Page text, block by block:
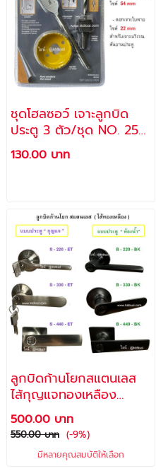
ชุดโฮลซอว์ เจาะลูกบิด
ประตู 3 ตัว/ชุด NO. 25-
9-78 / ALLWAYS
130.00 บาท
ลูกบิดก้านโยกสแตนเลส
ไส้กุญแจทองเหลือง
สำหรับประตูกุญแจ และ
ประตูห้องน้ำ / ลูกบิดส
แตนเลส มือจับก้านโยก/
มี 3 รุ่น รุ่นละ 2 สี /
500.00 บาท
550.00 บาท (-9%)
มีหลายคุณสมบัติให้เลือก